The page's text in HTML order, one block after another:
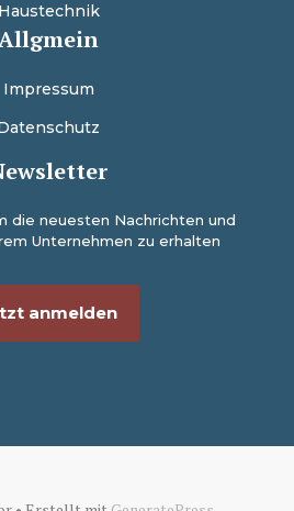
Haustechnik
Impressum
die neuesten Nachrichten und
Unternehmen zu erhalten
anmelden